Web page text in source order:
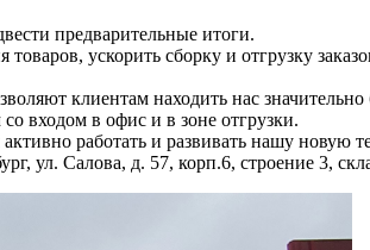
предварительные итоги.
ускорить сборку и отгрузку
клиентам находить нас значительно
входом в офис и в зоне отгрузки.
работать и развивать нашу новую
ул. Салова, д. 57, корп.6, строение 3,